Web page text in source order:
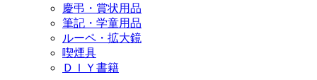
慶弔・賞状用品
筆記・学童用品
ルーペ・拡大鏡
喫煙具
ＤＩＹ書籍